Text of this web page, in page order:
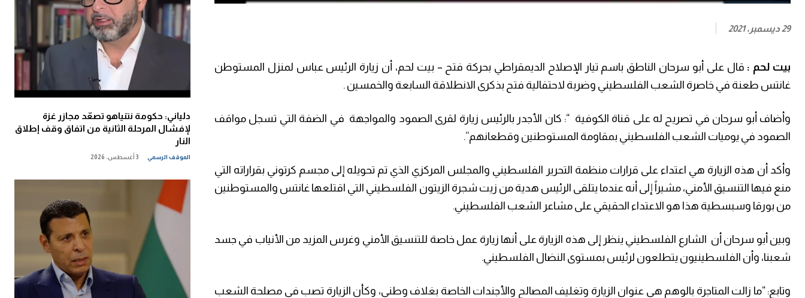
دلياني: حكومة نتنياهو تصعّد مجازر غزة
لإفشال المرحلة الثانية من اتفاق وقف إطلاق
النار
الموقف الرسمي 3 أغسطس، 2026
29 ديسمبر، 2021
بيت لحم : قال على أبو سرحان الناطق باسم تيار الإصلاح الديمقراطي بحركة فتح – بيت لحم، أن زيارة الرئيس عباس لمنزل المستوطن
غانتس طعنة في خاصرة الشعب الفلسطيني وضربة لاحتفالية فتح بذكرى الانطلاقة السابعة والخمسين .
وأضاف أبو سرحان في تصريح له على قناة الكوفية “: كان الأجدر بالرئيس زيارة لقرى الصمود والمواجهة في الضفة التي تسجل مواقف
الصمود في يوميات الشعب الفلسطيني بمقاومة المستوطنين وقطعانهم”.
وأكد أن هذه الزيارة هي اعتداء على قرارات منظمة التحرير الفلسطيني والمجلس المركزي الذي تم تحويله إلى مجسم كرتوني بقراراته التي
منع فيها التنسيق الأمني، مشيراً إلى أنه عندما يتلقى الرئيس هدية من زيت شجرة الزيتون الفلسطيني التي اقتلعها غانتس والمستوطنين
من بورقا وسبسطية هذا هو الاعتداء الحقيقي على مشاعر الشعب الفلسطيني.
وبين أبو سرحان أن الشارع الفلسطيني ينظر إلى هذه الزيارة على أنها زيارة عمل خاصة للتنسيق الأمني وغرس المزيد من الأنياب في جسد
شعبنا، وأن الفلسطينيون يتطلعون لرئيس بمستوى النضال الفلسطيني.
وتابع: “ما زالت المتاجرة بالوهم هي عنوان الزيارة وتغليف المصالح والأجندات الخاصة بغلاف وطني، وكأن الزيارة تصب في مصلحة الشعب